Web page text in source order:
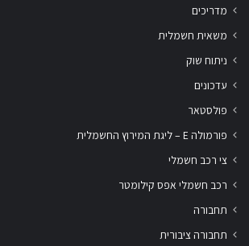
מדריכים
משאית חשמלית
ניתוח שוק
עדכונים
פולסטאר
פורמולה E – ליגת המירוץ החשמלית
צי רכב חשמלי
רכב חשמלי אפס קילומטר
תחבורה
תחבורה ציבורית